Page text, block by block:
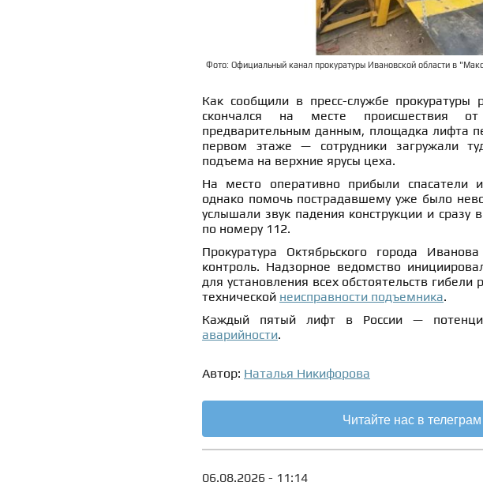
Фото: Официальный канал прокуратуры Ивановской области в
Как сообщили в пресс-службе прокуратуры
скончался на месте происшествия
предварительным данным, площадка лифта
первом этаже — сотрудники загружали
подъема на верхние ярусы цеха.
На место оперативно прибыли спасатели
однако помочь пострадавшему уже было
услышали звук падения конструкции и сразу
по номеру 112.
Прокуратура Октябрьского города
контроль. Надзорное ведомство
для установления всех обстоятельств
технической неисправности подъемника.
Каждый пятый лифт в России —
аварийности.
Автор: Наталья Никифорова
Читайте нас в телеграм
06.08.2026 - 11:14